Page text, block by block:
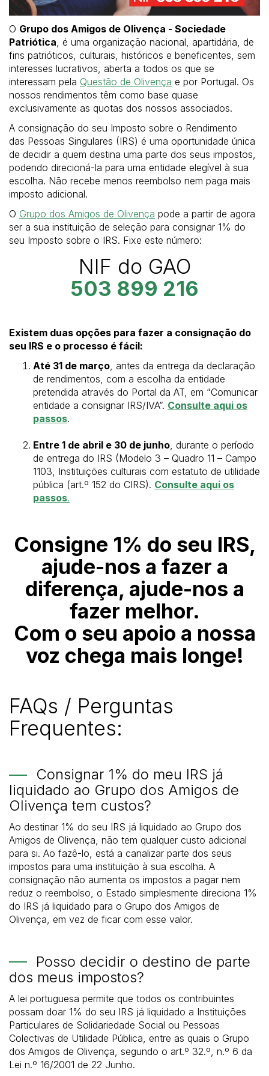
O Grupo dos Amigos de Olivença - Sociedade
Patriótica , é uma organização nacional, apartidária, de
fins patrióticos, culturais, históricos e beneficentes, sem
interesses lucrativos, aberta a todos os que se
interessam pela Questão de Olivença e por Portugal. Os
nossos rendimentos têm como base quase
exclusivamente as quotas dos nossos associados.
A consignação do seu Imposto sobre o Rendimento
das Pessoas Singulares (IRS) é uma oportunidade única
de decidir a quem destina uma parte dos seus impostos,
podendo direcioná-la para uma entidade elegível à sua
escolha. Não recebe menos reembolso nem paga mais
imposto adicional.
O Grupo dos Amigos de Olivença pode a partir de agora
ser a sua instituição de seleção para consignar 1% do
seu Imposto sobre o IRS. Fixe este número:
NIF do GAO
503 899 216
Existem duas opções para fazer a consignação do
seu IRS e o processo é fácil:
Até 31 de março, antes da entrega da declaração
de rendimentos, com a escolha da entidade
pretendida através do Portal da AT, em “Comunicar
entidade a consignar IRS/IVA”. Consulte aqui os
passos.
Entre 1 de abril e 30 de junho, durante o período
de entrega do IRS (Modelo 3 – Quadro 11 – Campo
1103, Instituições culturais com estatuto de utilidade
pública (art.º 152 do CIRS). Consulte aqui os
passos.
Consigne 1% do seu IRS,
ajude-nos a fazer a
diferença, ajude-nos a
fazer melhor.
Com o seu apoio a nossa
voz chega mais longe!
FAQs / Perguntas
Frequentes:
Consignar 1% do meu IRS já
liquidado ao Grupo dos Amigos de
Olivença tem custos?
Ao destinar 1% do seu IRS já liquidado ao Grupo dos
Amigos de Olivença, não tem qualquer custo adicional
para si. Ao fazê-lo, está a canalizar parte dos seus
impostos para uma instituição à sua escolha. A
consignação não aumenta os impostos a pagar nem
reduz o reembolso, o Estado simplesmente direciona 1%
do IRS já liquidado para o Grupo dos Amigos de
Olivença, em vez de ficar com esse valor.
Posso decidir o destino de parte
dos meus impostos?
A lei portuguesa permite que todos os contribuintes
possam doar 1% do seu IRS já liquidado a Instituições
Particulares de Solidariedade Social ou Pessoas
Colectivas de Utilidade Pública, entre as quais o Grupo
dos Amigos de Olivença, segundo o art.º 32.º, n.º 6 da
Lei n.º 16/2001 de 22 Junho.